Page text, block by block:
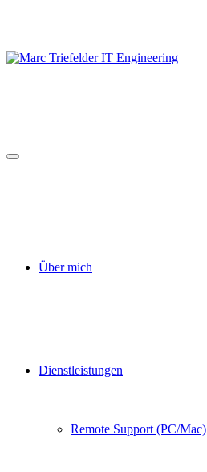
Über mich
Dienstleistungen
Remote Support (PC/Mac)